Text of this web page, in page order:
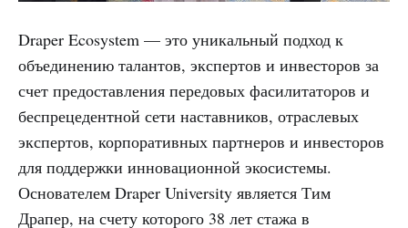
Draper Ecosystem — это уникальный подход к
объединению талантов, экспертов и инвесторов за
счет предоставления передовых фасилитаторов и
беспрецедентной сети наставников, отраслевых
экспертов, корпоративных партнеров и инвесторов
для поддержки инновационной экосистемы.
Основателем Draper University является Тим
Драпер, на счету которого 38 лет стажа в